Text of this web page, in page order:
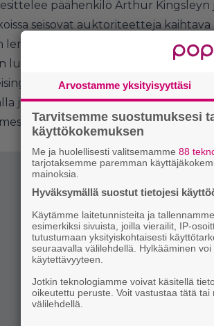
päähenkilö Arthur Kingsleyn
seisovat auktoriteetteja
lentäjä Wade, Neuvostoliiton
luottomies Richard. Vihollisesta
ja tämän kätyreiden verran.
julkaistiin myösVanguardin
kanssa kurkistava video, jonka
Arvostamme yksityisyyttäsi
Tarvitsemme suostumuksesi
käyttökokemuksen
Me ja huolellisesti valitsemamme 88
tarjotaksemme paremman
mainoksia.
Hyväksymällä suostut tietojesi
Käytämme laitetunnisteita ja
esimerkiksi sivuista, joilla vierailit, IP-
tutustumaan yksityiskohtaisesti
seuraavalla välilehdellä. Hylkääminen
käytettävyyteen.
Jotkin teknologiamme voivat käsitellä
oikeutettu peruste. Voit vastustaa tätä
välilehdellä.